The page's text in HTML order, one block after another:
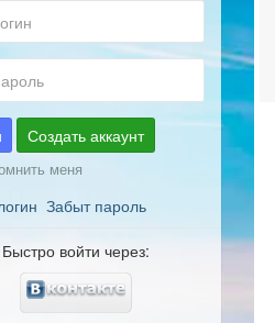
Создать аккаунт
меня
Забыт пароль
Быстро войти через: